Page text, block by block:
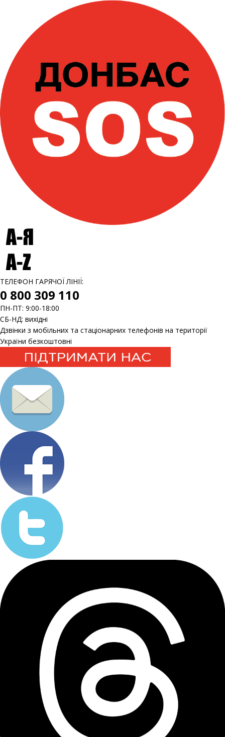
ТЕЛЕФОН ГАРЯЧОЇ ЛІНІЇ:
0 800 309 110
ПН-ПТ: 9:00-18:00
СБ-НД: вихідні
Дзвінки з мобільних та стаціонарних телефонів на території
України безкоштовні